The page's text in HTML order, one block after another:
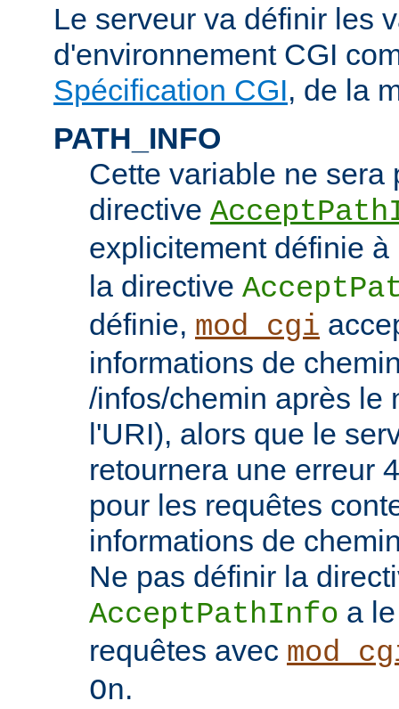
Le serveur va définir les
d'environnement CGI
Spécification CGI, de la
PATH_INFO
Cette variable ne sera
directive
explicitement définie à
la directive
définie, mod_cgi
informations de
/infos/chemin après le
l'URI), alors que le
retournera une erreur
pour les requêtes
informations de
Ne pas définir la
AcceptPathInfo a
requêtes avec
On.